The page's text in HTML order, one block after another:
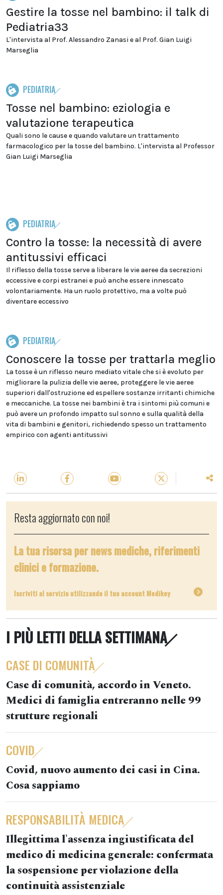
Gestire la tosse nel bambino: il talk di
Pediatria33
L'intervista al Prof. Alessandro Zanasi e al Prof. Gian Luigi
Marseglia
PEDIATRIA
Tosse nel bambino: eziologia e
valutazione terapeutica
Quali sono le cause e quando valutare un trattamento
farmacologico per la tosse del bambino. L'intervista al Professor
Gian Luigi Marseglia
PEDIATRIA
Contro la tosse: la necessità di avere
antitussivi efficaci
Il riflesso della tosse serve a liberare le vie aeree da secrezioni
eccessive e corpi estranei e può anche essere innescato
volontariamente. Ha un ruolo protettivo, ma a volte può
diventare eccessivo
PEDIATRIA
Conoscere la tosse per trattarla meglio
La tosse è un riflesso neuro mediato vitale che si è evoluto per
migliorare la pulizia delle vie aeree, proteggere le vie aeree
superiori dall'ostruzione ed espellere sostanze irritanti chimiche
e meccaniche. La tosse nei bambini è tra i sintomi più comuni e
può avere un profondo impatto sul sonno e sulla qualità della
vita di bambini e genitori, richiedendo spesso un trattamento
empirico con agenti antitussivi
Resta aggiornato con noi!
La tua risorsa per news mediche, riferimenti
clinici e formazione.
Iscriviti al servizio utilizzando il tuo account Medikey
I PIÙ LETTI DELLA SETTIMANA
CASE DI COMUNITÀ
Case di comunità, accordo in Veneto.
Medici di famiglia entreranno nelle 99
strutture regionali
COVID
Covid, nuovo aumento dei casi in Cina.
Cosa sappiamo
RESPONSABILITÀ MEDICA
Illegittima l'assenza ingiustificata del
medico di medicina generale: confermata
la sospensione per violazione della
continuità assistenziale